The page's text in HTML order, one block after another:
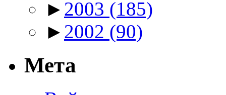
► 2003 (185)
► 2002 (90)
Мета